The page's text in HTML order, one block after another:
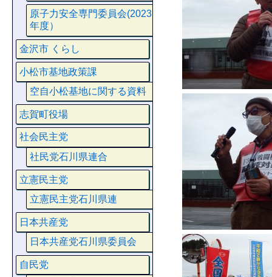
原子力安全専門委員会(2023
年度）
金沢市 くらし
小松市基地政策課
空自小松基地に関する資料
志賀町役場
社会民主党
社民党石川県連合
立憲民主党
立憲民主党石川県連
日本共産党
日本共産党石川県委員会
自民党